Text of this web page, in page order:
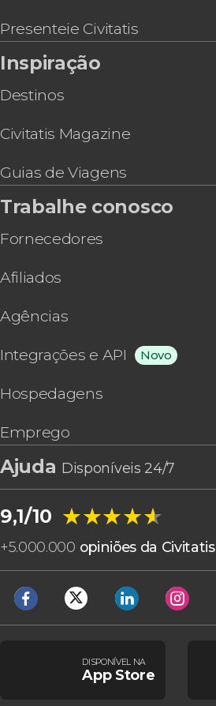
Presenteie Civitatis
Inspiração
Destinos
Civitatis Magazine
Guias de Viagens
Trabalhe conosco
Fornecedores
Afiliados
Agências
Integrações e API Novo
Hospedagens
Emprego
Ajuda Disponíveis 24/7
9,1/10 ★★★★★
★★★★★
+5.000.000 opiniões da Civitatis
DISPONÍVEL NA
App Store